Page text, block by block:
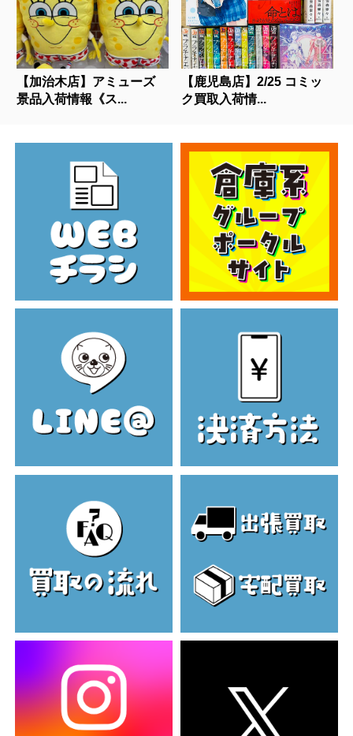
【加治木店】アミューズ
景品入荷情報《ス...
【鹿児島店】2/25 コミッ
ク買取入荷情...